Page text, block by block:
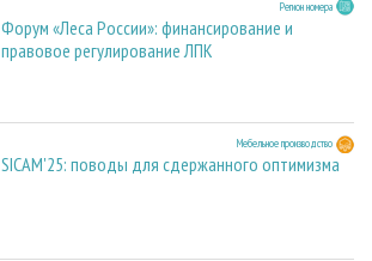
Регион номера
Форум «Леса России»: финансирование и
правовое регулирование ЛПК
Мебельное производство
SICAM'25: поводы для сдержанного оптимизма